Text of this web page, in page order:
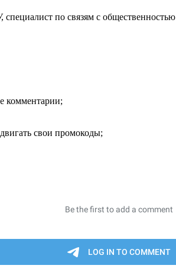
по связям с общественностью
комментарии;
свои промокоды;